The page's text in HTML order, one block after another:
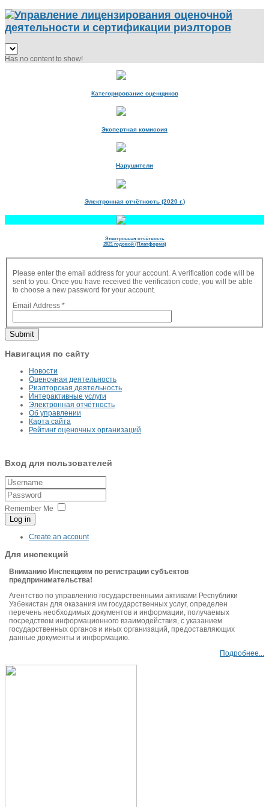
Has no content to show!
Категорирование оценщиков
Экспертная комиссия
Нарушители
Электронная отчётность (2020 г.)
Электронная отчётность
2021 годовой (Платформа)
Please enter the email address for your account. A verification code will be
sent to you. Once you have received the verification code, you will be able
to choose a new password for your account.
Email Address *
Submit
Навигация по сайту
Новости
Оценочная деятельность
Риэлторская деятельность
Интерактивные услуги
Электронная отчётность
Об управлении
Карта сайта
Рейтинг оценочных организаций
Вход для пользователей
Remember Me
Log in
Create an account
Для инспекций
Вниманию Инспекциям по регистрации субъектов
предпринимательства!
Агентство по управлению государственными активами Республики
Узбекистан для оказания им государственных услуг, определен
перечень необходимых документов и информации, получаемых
посредством информационного взаимодействия, с указанием
государственных органов и иных организаций, предоставляющих
данные документы и информацию.
Подробнее...